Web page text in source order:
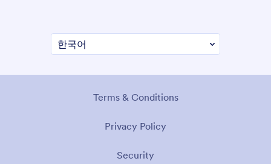
Terms & Conditions
Privacy Policy
Security